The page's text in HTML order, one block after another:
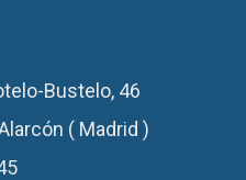
Bustelo, 46
( Madrid )